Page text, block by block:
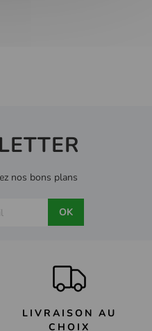
nos bons plans
OK
LIVRAISON AU
CHOIX